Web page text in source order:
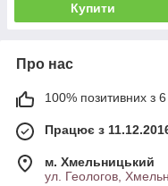
Купити
Про нас
100% позитивних з 6
Працює з
м. Хмельницький
ул. Геологов,